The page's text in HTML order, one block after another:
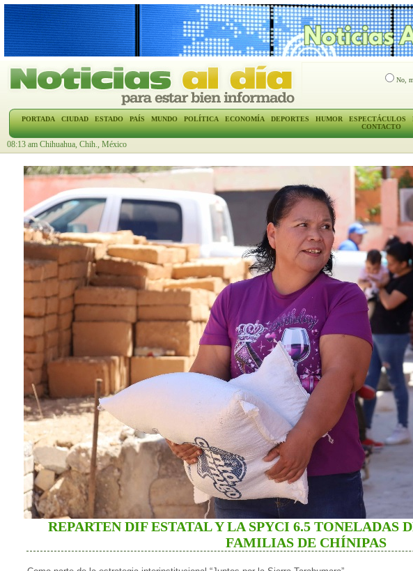
No,
PORTADA CIUDAD ESTADO PAÍS MUNDO POLÍTICA ECONOMÍA DEPORTES HUMOR ESPECTÁCULOS
CONTACTO
08:13 am Chihuahua, Chih., México
REPARTEN DIF ESTATAL Y LA SPYCI 6.5 TONELADAS
FAMILIAS DE CHÍNIPAS